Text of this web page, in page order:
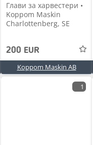
Глави за харвестери •
Koppom Maskin
Charlottenberg, SE
200 EUR
Koppom Maskin AB
1